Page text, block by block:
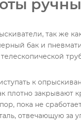
так же
бак и
к
плотно закрывают
пока не
отвечающую за